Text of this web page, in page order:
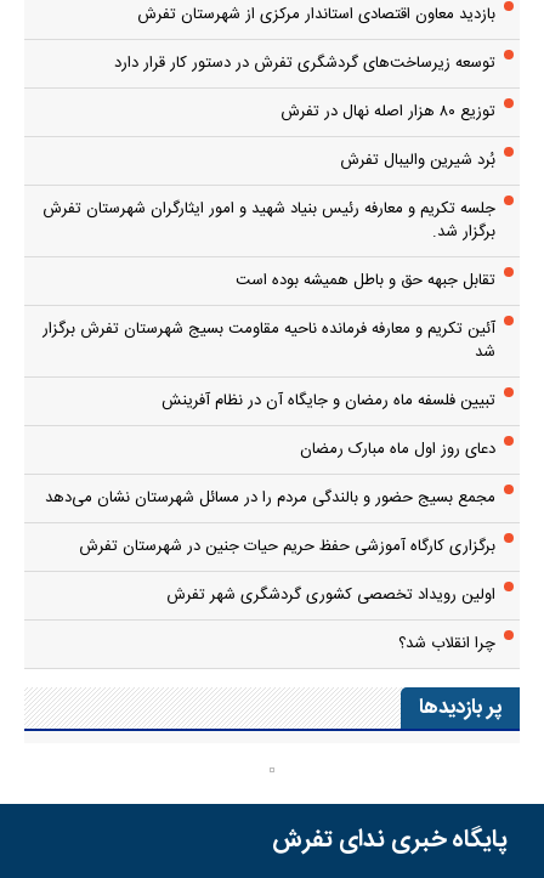
بازدید معاون اقتصادی استاندار مرکزی از شهرستان تفرش
توسعه زیرساخت‌های گردشگری تفرش در دستور کار قرار دارد
توزیع ۸۰ هزار اصله نهال در تفرش
بُرد شیرین والیبال تفرش
جلسه تکریم و معارفه رئیس بنیاد شهید و امور ایثارگران شهرستان تفرش
برگزار شد.
تقابل جبهه حق و باطل همیشه بوده است
آئین تکریم و معارفه فرمانده ناحیه مقاومت بسیج شهرستان تفرش برگزار
شد
تبیین فلسفه ماه رمضان و جایگاه آن در نظام آفرینش
دعای روز اول ماه مبارک رمضان
مجمع بسیج حضور و بالندگی مردم را در مسائل شهرستان نشان می‌دهد
برگزاری کارگاه آموزشی حفظ حریم حیات جنین در شهرستان تفرش
اولین رویداد تخصصی کشوری گردشگری شهر تفرش
چرا انقلاب شد؟
پر بازدیدها
پایگاه خبری ندای تفرش